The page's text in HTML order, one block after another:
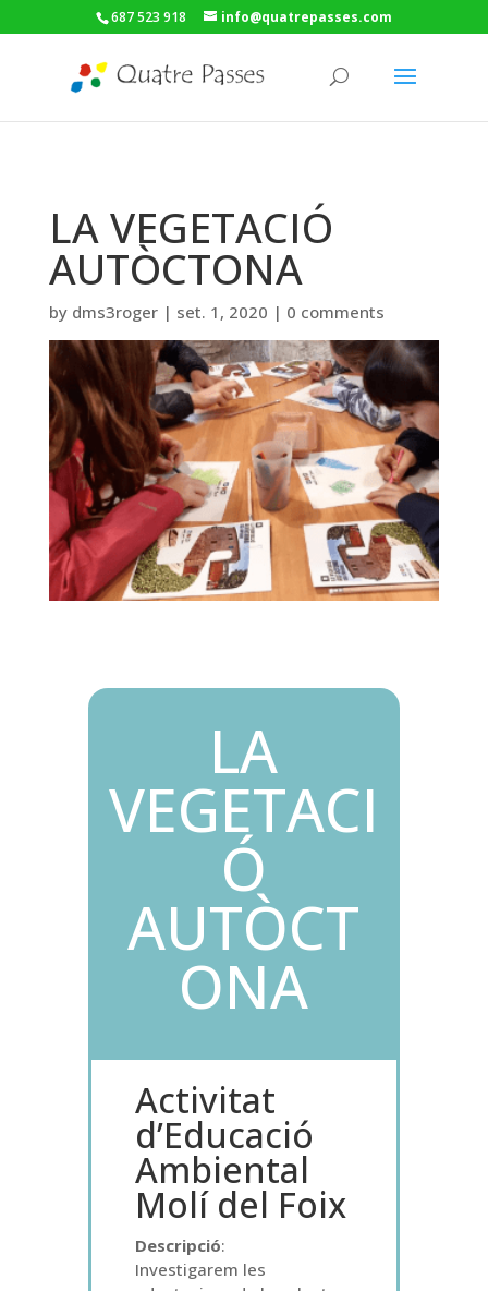
687 523 918 info@quatrepasses.com
LA VEGETACIÓ
AUTÒCTONA
by dms3roger| set. 1, 2020 | 0 comments
LA
VEGETACI
Ó
AUTÒCT
ONA
Activitat
d’Educació
Ambiental
Molí del Foix
Descripció:
Investigarem les